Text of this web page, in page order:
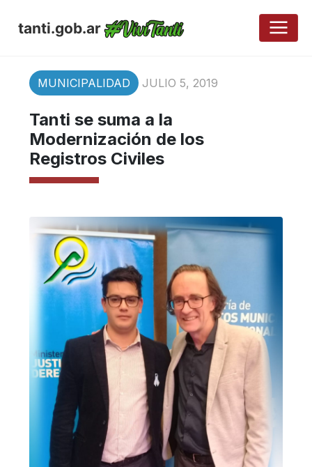
tanti.gob.ar
MUNICIPALIDAD JULIO 5, 2019
Tanti se suma a la
Modernización de los
Registros Civiles